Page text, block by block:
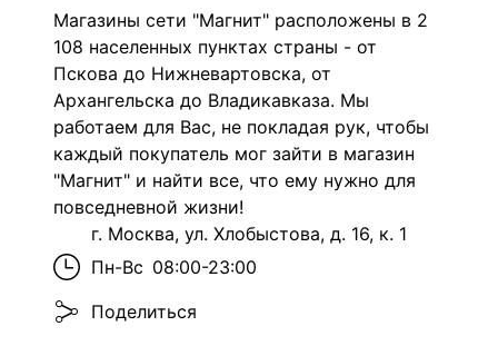
Магазины сети "Магнит" расположены в 2
108 населенных пунктах страны - от
Пскова до Нижневартовска, от
Архангельска до Владикавказа. Мы
работаем для Вас, не покладая рук, чтобы
каждый покупатель мог зайти в магазин
"Магнит" и найти все, что ему нужно для
повседневной жизни!
г. Москва, ул. Хлобыстова, д. 16, к. 1
Пн-Вс 08:00-23:00
Поделиться